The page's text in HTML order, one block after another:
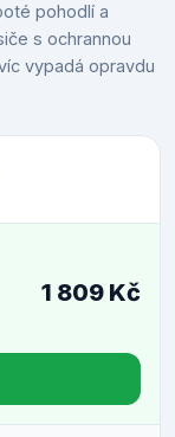
pohodlí a
s ochrannou
vypadá opravdu
1 809 Kč